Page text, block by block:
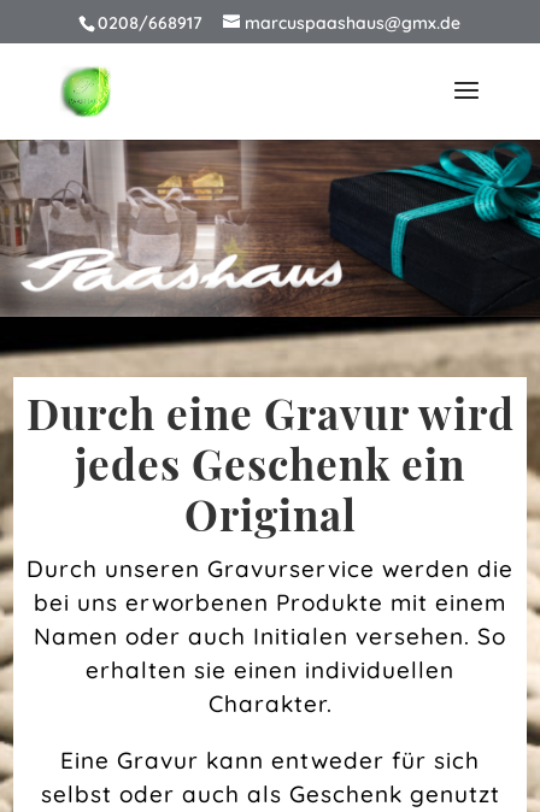
0208/668917 marcuspaashaus@gmx.de
Durch eine Gravur wird
jedes Geschenk ein
Original
Durch unseren Gravurservice werden die
bei uns erworbenen Produkte mit einem
Namen oder auch Initialen versehen. So
erhalten sie einen individuellen
Charakter.
Eine Gravur kann entweder für sich
selbst oder auch als Geschenk genutzt